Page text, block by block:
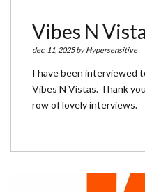
Vibes N
dec. 11, 2025 byHypersensitive
I have been interviewed
Vibes N Vistas. Thank
row of lovely interviews.